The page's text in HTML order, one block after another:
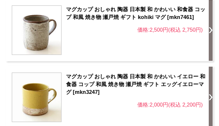
マグカップ おしゃれ 陶器 日本製 和 かわいい 和食器 コッ
プ 和風 焼き物 瀬戸焼 ギフト kohiki マグ [mkn7461]
価格:2,500円(税込 2,750円)
マグカップ おしゃれ 陶器 日本製 和 かわいい イエロー 和
食器 コップ 和風 焼き物 瀬戸焼 ギフト エッグイエローマ
グ [mkn3247]
価格:2,000円(税込 2,200円)